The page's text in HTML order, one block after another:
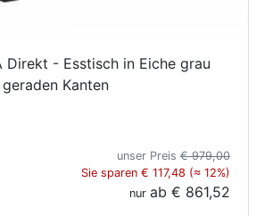
Direkt - Esstisch in Eiche grau
Kanten
unser Preis € 979,00
Sie sparen € 117,48 (≈ 12%)
nur ab € 861,52